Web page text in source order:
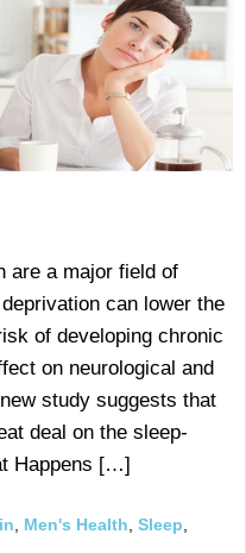
are a major field of
can lower the
of developing chronic
on neurological and
study suggests that
deal on the sleep-
Happens […]
Men's Health Sleep